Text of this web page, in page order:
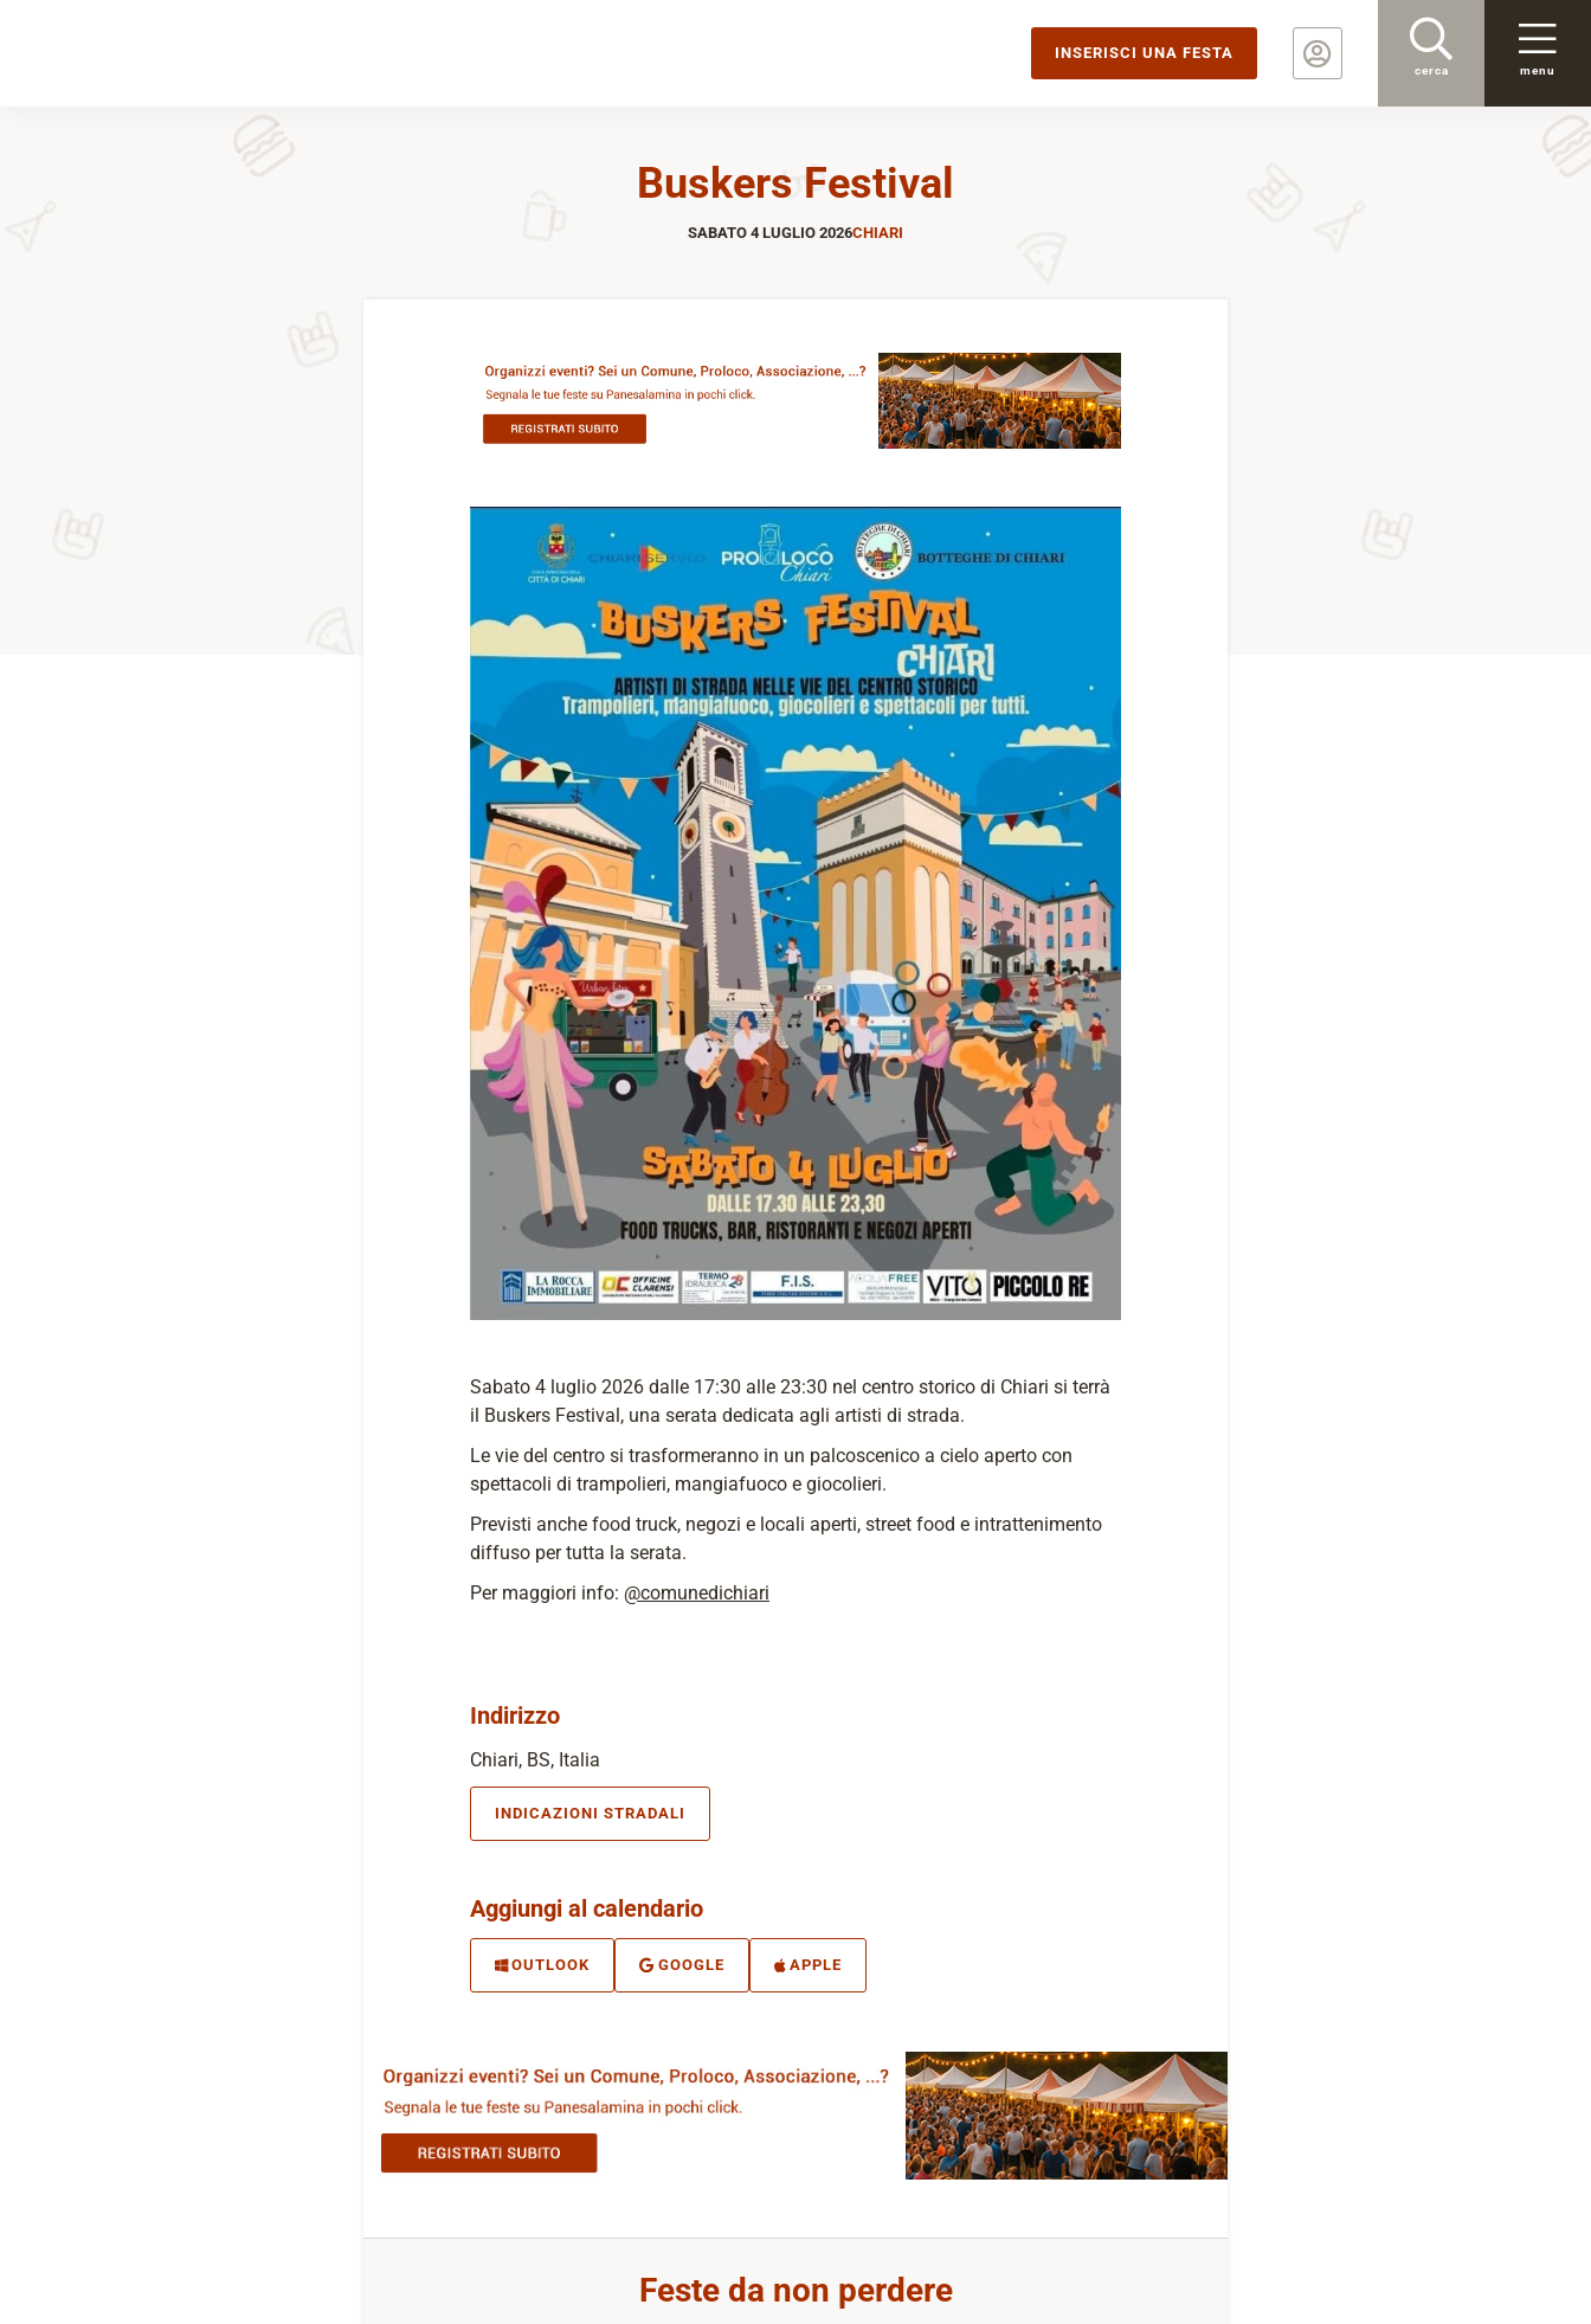
INSERISCI UNA FESTA
cerca menu
Buskers Festival
SABATO 4 LUGLIO 2026CHIARI
Sabato 4 luglio 2026 dalle 17:30 alle 23:30 nel centro storico di Chiari si terrà
il Buskers Festival, una serata dedicata agli artisti di strada.
Le vie del centro si trasformeranno in un palcoscenico a cielo aperto con
spettacoli di trampolieri, mangiafuoco e giocolieri.
Previsti anche food truck, negozi e locali aperti, street food e intrattenimento
diffuso per tutta la serata.
Per maggiori info: @comunedichiari
Indirizzo
Chiari, BS, Italia
INDICAZIONI STRADALI
Aggiungi al calendario
OUTLOOK GOOGLE APPLE
Feste da non perdere